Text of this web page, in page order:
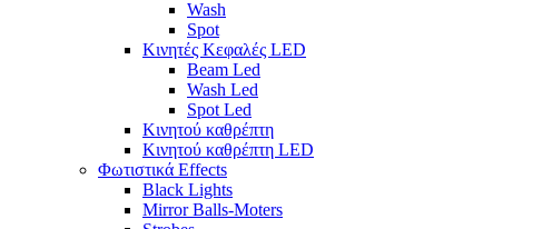
Wash
Spot
Κινητές Κεφαλές LED
Beam Led
Wash Led
Spot Led
Κινητού καθρέπτη
Κινητού καθρέπτη LED
Φωτιστικά Effects
Black Lights
Mirror Balls-Moters